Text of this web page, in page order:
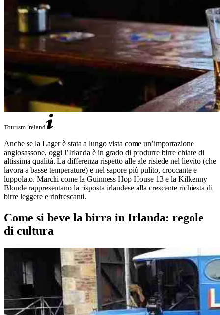
Tourism Ireland
Anche se la Lager è stata a lungo vista come un’importazione
anglosassone, oggi l’Irlanda è in grado di produrre birre chiare di
altissima qualità. La differenza rispetto alle ale risiede nel lievito (che
lavora a basse temperature) e nel sapore più pulito, croccante e
luppolato. Marchi come la Guinness Hop House 13 e la Kilkenny
Blonde rappresentano la risposta irlandese alla crescente richiesta di
birre leggere e rinfrescanti.
Come si beve la birra in Irlanda: regole
di cultura